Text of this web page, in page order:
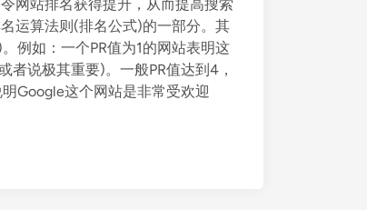
网站排名获得提升，从而提高搜索
运算法则(排名公式)的一部分。其
例如：一个PR值为1的网站表明这
者说极其重要)。一般PR值达到4，
Google这个网站是非常受欢迎